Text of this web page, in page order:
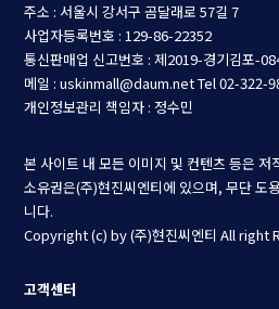
주소 : 서울시 강서구 곰달래로 57길 7
사업자등록번호 : 129-86-22352
통신판매업 신고번호 : 제2019-경기김포-
메일 : uskinmall@daum.netTel 02-322-
개인정보관리 책임자 : 정수민
본 사이트 내 모든 이미지 및 컨텐츠 등은
소유권은(주)현진씨엔티에 있으며, 무단 도
니다.
Copyright (c) by (주)현진씨엔티 All right
고객센터